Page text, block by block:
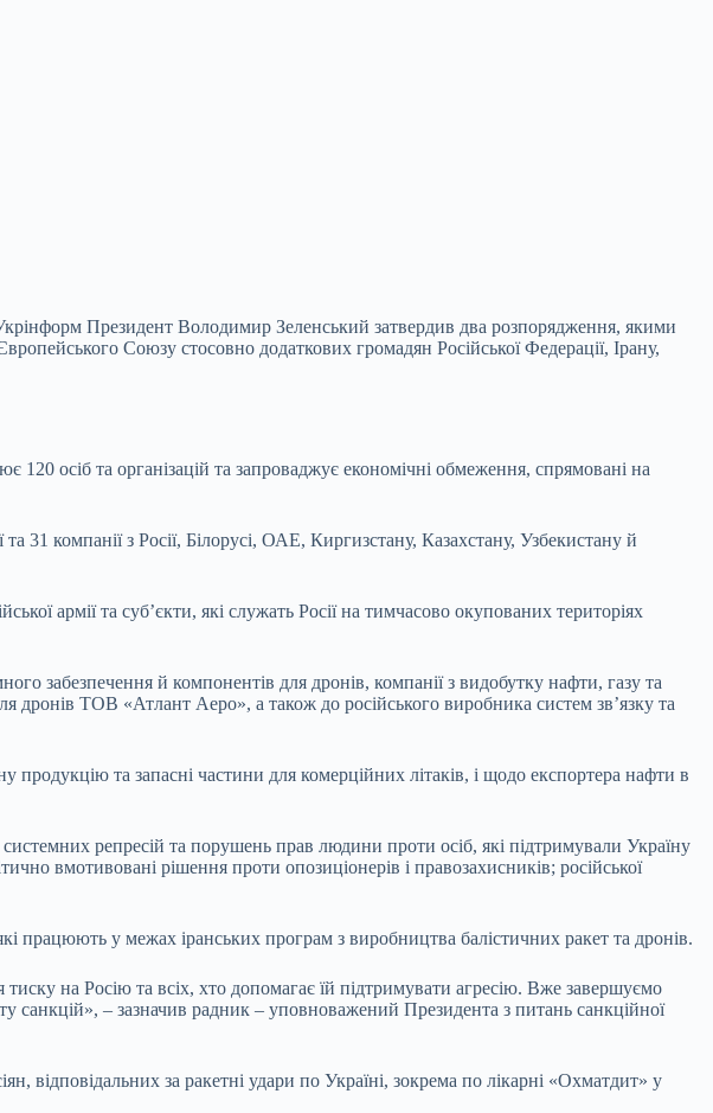
Президент Володимир Зеленський затвердив два розпорядження, якими
Союзу стосовно додаткових громадян Російської Федерації, Ірану,
осіб та організацій та запроваджує економічні обмеження, спрямовані на
31 компанії з Росії, Білорусі, ОАЕ, Киргизстану, Казахстану, Узбекистану й
армії та суб’єкти, які служать Росії на тимчасово окупованих територіях
забезпечення й компонентів для дронів, компанії з видобутку нафти, газу та
дронів ТОВ «Атлант Аеро», а також до російського виробника систем зв’язку та
та запасні частини для комерційних літаків, і щодо експортера нафти в
репресій та порушень прав людини проти осіб, які підтримували Україну
вмотивовані рішення проти опозиціонерів і правозахисників; російської
працюють у межах іранських програм з виробництва балістичних ракет та дронів.
на Росію та всіх, хто допомагає їй підтримувати агресію. Вже завершуємо
санкцій», – зазначив радник – уповноважений Президента з питань санкційної
відповідальних за ракетні удари по Україні, зокрема по лікарні «Охматдит» у